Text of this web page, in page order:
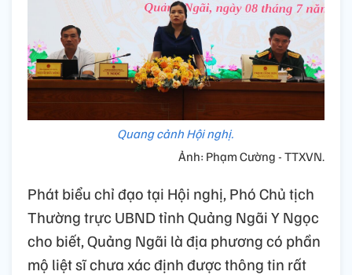
Quang cảnh Hội nghị.
Ảnh: Phạm Cường - TTXVN.
Phát biểu chỉ đạo tại Hội nghị, Phó Chủ tịch
Thường trực UBND tỉnh Quảng Ngãi Y Ngọc
cho biết, Quảng Ngãi là địa phương có phần
mộ liệt sĩ chưa xác định được thông tin rất